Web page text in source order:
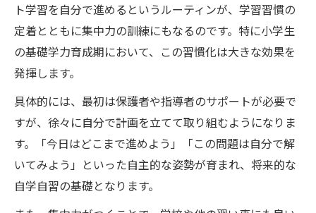
ト学習を自分で進めるというルーティンが、学習習慣の
定着とともに集中力の訓練にもなるのです。特に小学生
の基礎学力育成期において、この習慣化は大きな効果を
発揮します。
具体的には、最初は保護者や指導者のサポートが必要で
すが、徐々に自分で計画を立てて取り組むようになりま
す。「今日はどこまで進めよう」「この問題は自分で解
いてみよう」といった自主的な姿勢が育まれ、将来的な
自学自習の基礎となります。